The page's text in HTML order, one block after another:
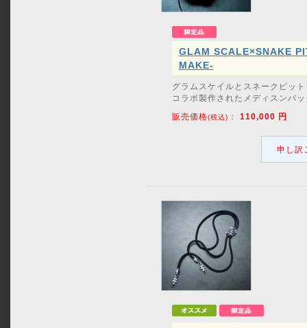
GLAM SCALE×SNAKE
MAKE-
グラムスケイルとスネークピッ
コラボ製作されたメディスンバ
販売価格(税込) ： 110,000 円
申し訳